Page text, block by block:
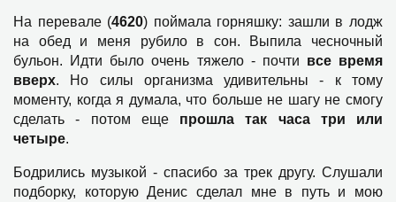
На перевале (4620) поймала горняшку: зашли в лодж
на обед и меня рубило в сон. Выпила чесночный
бульон. Идти было очень тяжело - почти все время
вверх. Но силы организма удивительны - к тому
моменту, когда я думала, что больше не шагу не смогу
сделать - потом еще прошла так часа три или
четыре.
Бодрились музыкой - спасибо за трек другу. Слушали
подборку, которую Денис сделал мне в путь и мою